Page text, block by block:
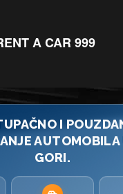
A CAR 999
I
AUTOMOBILA
GORI.